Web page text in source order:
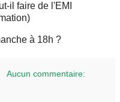
il faire de l'EMI
à 18h ?
Aucun commentaire: